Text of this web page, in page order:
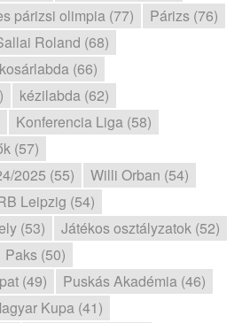
párizsi olimpia (77)
Párizs (76)
Roland (68)
kosárlabda (66)
kézilabda (62)
Konferencia Liga (58)
(57)
2025 (55)
Willi Orban (54)
Leipzig (54)
(53)
Játékos osztályzatok (52)
Paks (50)
(49)
Puskás Akadémia (46)
Kupa (41)